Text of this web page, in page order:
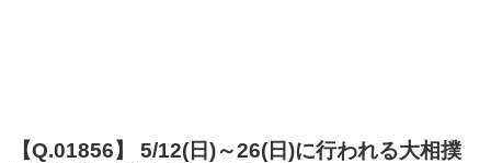
【Q.01856】 5/12(日)～26(日)に行われる大相撲